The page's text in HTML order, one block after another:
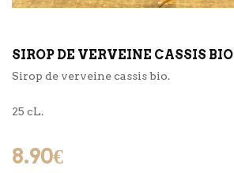
SIROP DE VERVEINE CASSIS BIO
Sirop de verveine cassis bio.
25 cL.
8.90€